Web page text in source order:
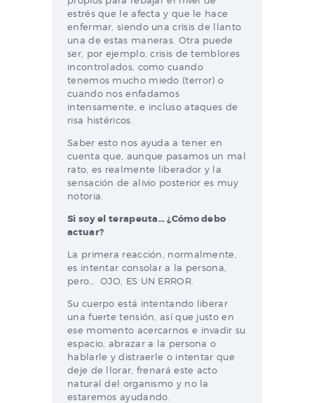
estrés que le afecta y que le hace
enfermar, siendo una crisis de llanto
una de estas maneras. Otra puede
ser, por ejemplo, crisis de temblores
incontrolados, como cuando
tenemos mucho miedo (terror) o
cuando nos enfadamos
intensamente, e incluso ataques de
risa histéricos.
Saber esto nos ayuda a tener en
cuenta que, aunque pasamos un mal
rato, es realmente liberador y la
sensación de alivio posterior es muy
notoria.
Si soy el terapeuta… ¿Cómo debo
actuar?
La primera reacción, normalmente,
es intentar consolar a la persona,
pero… OJO, ES UN ERROR.
Su cuerpo está intentando liberar
una fuerte tensión, así que justo en
ese momento acercarnos e invadir su
espacio, abrazar a la persona o
hablarle y distraerle o intentar que
deje de llorar, frenará este acto
natural del organismo y no la
estaremos ayudando.